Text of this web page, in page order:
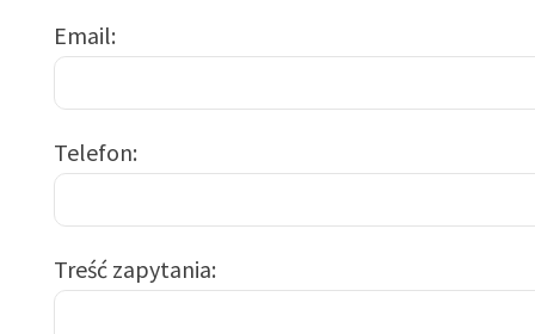
Email
Telefon
Treść zapytania